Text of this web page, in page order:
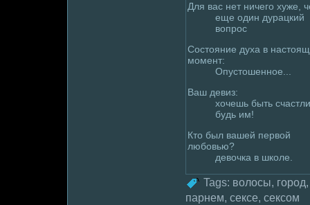
Для вас нет ничего хуже,
еще один дурацкий
вопpoс
Состояние духа в
момент:
Опустошенное...
Ваш девиз:
хочешь быть
будь им!
Кто был вашей первой
любовью?
девочка в школе.
Tags: волoсы, гоpoд
парнем, сексе, сексом